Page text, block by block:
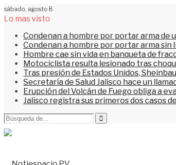
sábado, agosto 8
Lo mas visto
Condenan a hombre por portar arma de
Condenan a hombre por portar arma sin
Hombre cae sin vida en banqueta de
Motociclista resulta lesionado tras
Tras presión de Estados Unidos,
Secretaría de Salud Jalisco hace un
Erupción del Volcán de Fuego obliga a
Jalisco registra sus primeros dos casos